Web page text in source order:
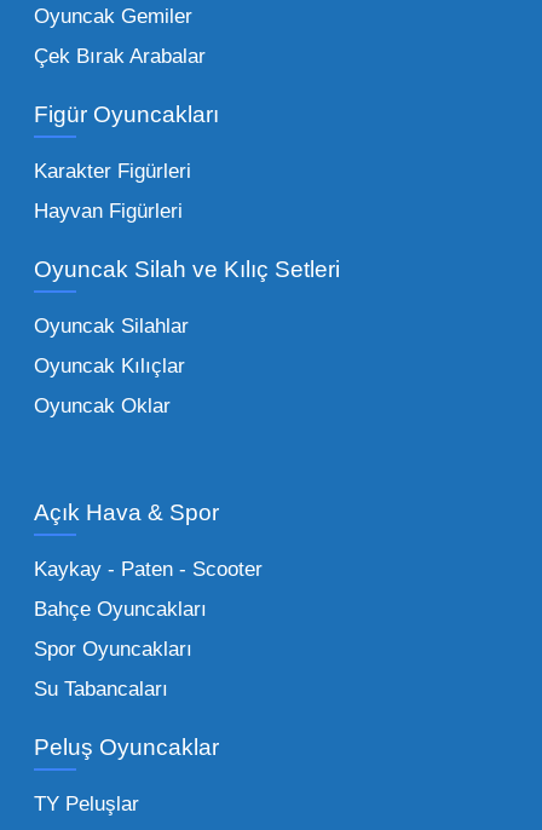
Peluş Oyuncaklar:
vazgeçilmezi olan yumuşak dokulu sevilen
seçeneklerimizi keşfederek koleksiyonunuza
en sevilen karakterleri ekleyebilirsiniz.
Eğitici Setler:
tarafından tercih edilentoptan eğitici
ebeveynlerin son yıllarda en çok satın aldığı
ürün grupları arasında yer almaktadır.
Oyuncak Araçlar:
stok imkanımızla sunulmaktadır.
Küçük Oyuncaklar:
sağlayan toptan küçük oyuncaklar, bakkallar,
Bu kategorideki küçük oyuncaklar toptan
alımlarda çok düşük maliyetlerle yüksek
adetli stok yapmanıza olanak tanır. Özellikle
sürpriz paketler ve figürler, çocukların
harçlıklarıyla kolayca alabildiği ürünlerdir.
Oyuncak Gemiler
Çek Bırak Arabalar
Figür Oyuncakları
Karakter Figürleri
Hayvan Figürleri
Oyuncak Silah ve Kılıç Setleri
Oyuncak Silahlar
Oyuncak Kılıçlar
Oyuncak Oklar
Açık Hava & Spor
Kaykay - Paten - Scooter
Bahçe Oyuncakları
Spor Oyuncakları
Su Tabancaları
Peluş Oyuncaklar
TY Peluşlar